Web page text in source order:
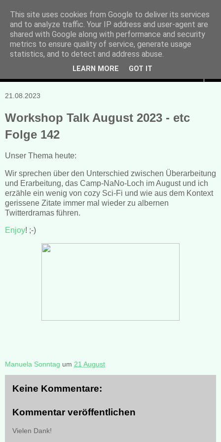
Manuela Sonntag
Bücher, Blogs & mehr
21.08.2023
Workshop Talk August 2023 - etc
Folge 142
Unser Thema heute:
Wir sprechen über den Unterschied zwischen Überarbeitung
und Erarbeitung, das Camp-NaNo-Loch im August und ich
erzähle ein wenig von cozy Sci-Fi und wie aus dem Kontext
gerissene Zitate immer mal wieder zu albernen
Twitterdramas führen.
Enjoy! ;-)
Manuela Sonntag um 21 August
Keine Kommentare:
Kommentar veröffentlichen
Vielen Dank!
This site uses cookies from Google to deliver its services
and to analyze traffic. Your IP address and user-agent are
shared with Google along with performance and security
metrics to ensure quality of service, generate usage
statistics, and to detect and address abuse.
LEARN MORE GOT IT